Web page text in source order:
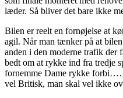
læder. Så bliver det bare ikke
Bilen er reelt en fornøjelse at
agil. Når man tænker på at
anden i den moderne trafik der
bedt om at rykke ind fra tredje
fornemme Dame rykke
vel Britisk, man skal vel ikke